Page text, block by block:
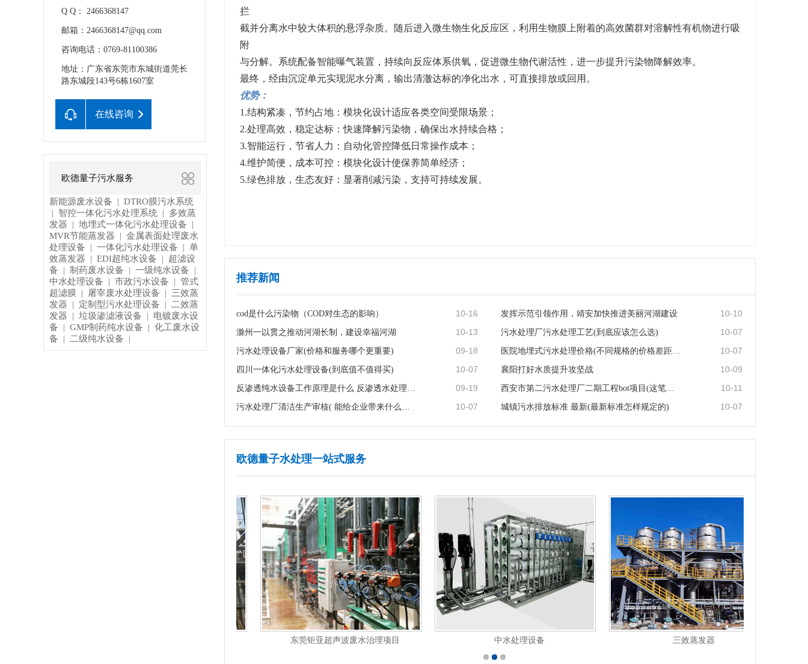
Q Q： 2466368147
邮箱：2466368147@qq.com
咨询电话：0769-81100386
地址：广东省东莞市东城街道莞长
路东城段143号6栋1607室
在线咨询
欧德量子污水服务
新能源废水设备 DTRO膜污水系统
智控一体化污水处理系统
多效蒸
发器
地埋式一体化污水处理设备
MVR节能蒸发器
金属表面处理废水
处理设备
一体化污水处理设备
单
效蒸发器
EDI超纯水设备
超滤设
备
制药废水设备 一级纯水设备
中水处理设备 市政污水设备
管式
超滤膜
屠宰废水处理设备
三效蒸
发器
定制型污水处理设备
二效蒸
发器
垃圾渗滤液设备
电镀废水设
备
GMP制药纯水设备
化工废水设
备
二级纯水设备
拦
截并分离水中较大体积的悬浮杂质。随后进入微生物生化反应区，利用生物膜上附着的高效菌群对溶解性有机物进行吸
附
与分解。系统配备智能曝气装置，持续向反应体系供氧，促进微生物代谢活性，进一步提升污染物降解效率。
最终，经由沉淀单元实现泥水分离，输出清澈达标的净化出水，可直接排放或回用。
优势：
1.结构紧凑，节约占地：模块化设计适应各类空间受限场景；
2.处理高效，稳定达标：快速降解污染物，确保出水持续合格；
3.智能运行，节省人力：自动化管控降低日常操作成本；
4.维护简便，成本可控：模块化设计使保养简单经济；
5.绿色排放，生态友好：显著削减污染，支持可持续发展。
推荐新闻
cod是什么污染物（COD对生态的影响） 10-16 发挥示范引领作用，靖安加快推进美丽河湖建设 10-10
滁州一以贯之推动河湖长制，建设幸福河湖 10-13 污水处理厂污水处理工艺(到底应该怎么选) 10-07
污水处理设备厂家(价格和服务哪个更重要) 09-18 医院地埋式污水处理价格(不同规格的价格差距大吗) 10-07
四川一体化污水处理设备(到底值不值得买) 10-07 襄阳打好水质提升攻坚战 10-09
反渗透纯水设备工作原理是什么 反渗透水处理的原理及优点··· 09-19 西安市第二污水处理厂二期工程bot项目(这笔钱都用在哪了··· 10-11
污水处理厂清洁生产审核( 能给企业带来什么效益) 10-07 城镇污水排放标准 最新(最新标准怎样规定的) 10-07
欧德量子水处理一站式服务
东莞钜亚超声波废水治理项目 中水处理设备 三效蒸发器